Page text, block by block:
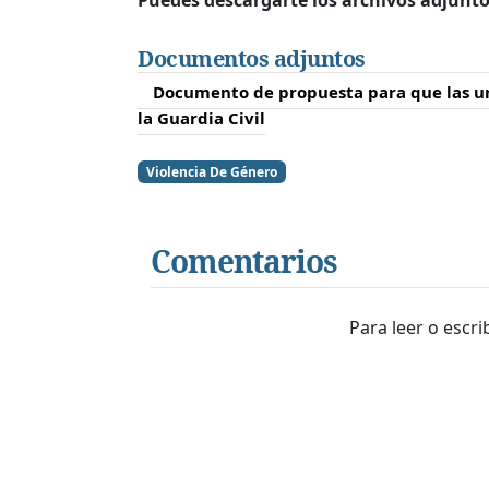
Documentos adjuntos
Documento de propuesta para que las
la Guardia Civil
Violencia De Género
Comentarios
Para leer o